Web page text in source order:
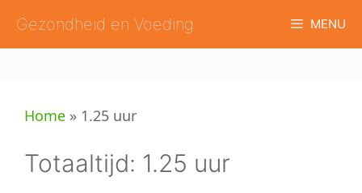
naar
de
Gezondheid en Voeding MENU
Home » 1.25 uur
Totaaltijd: 1.25 uur